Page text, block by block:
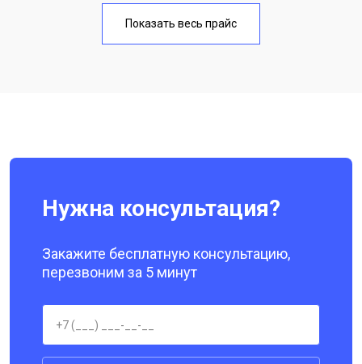
Показать весь прайс
Нужна консультация?
Закажите бесплатную консультацию,
перезвоним за 5 минут